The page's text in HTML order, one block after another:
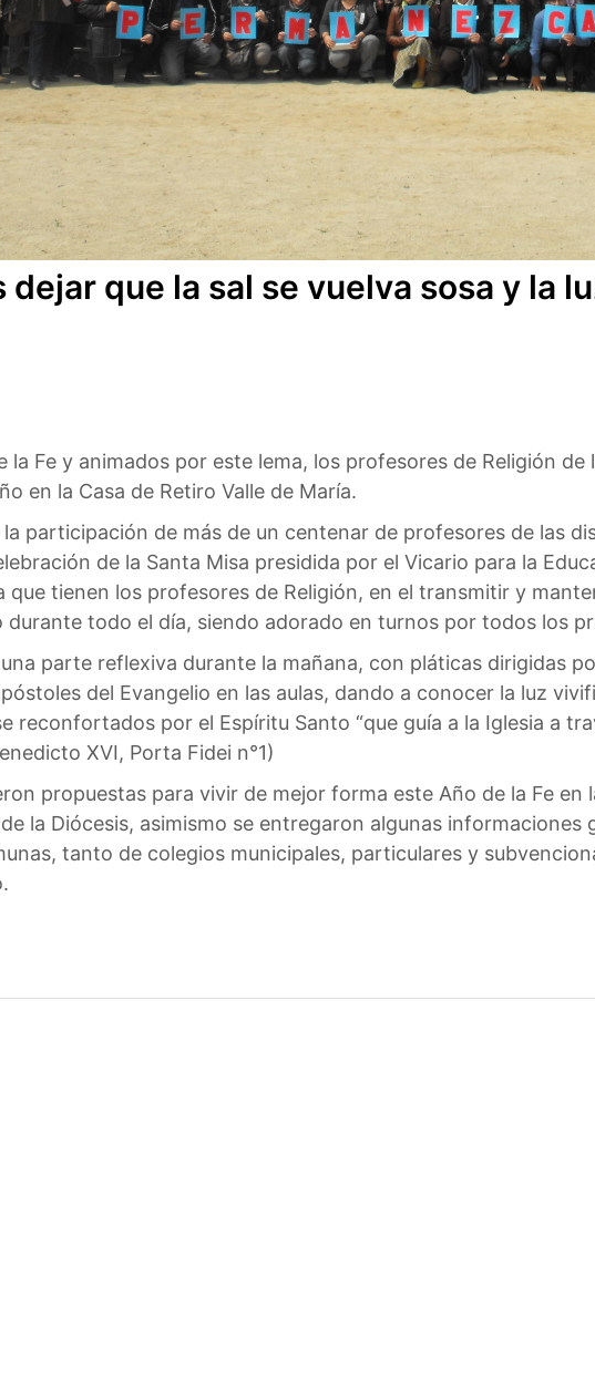
dejar que la sal se vuelva sosa y la
la Fe y animados por este lema, los profesores de Religión
en la Casa de Retiro Valle de María.
participación de más de un centenar de profesores de las
de la Santa Misa presidida por el Vicario para la
tienen los profesores de Religión, en el transmitir y
durante todo el día, siendo adorado en turnos por todos los
parte reflexiva durante la mañana, con pláticas dirigidas
del Evangelio en las aulas, dando a conocer la luz
reconfortados por el Espíritu Santo “que guía a la Iglesia a
XVI, Porta Fidei n°1)
propuestas para vivir de mejor forma este Año de la Fe en
la Diócesis, asimismo se entregaron algunas
tanto de colegios municipales, particulares y